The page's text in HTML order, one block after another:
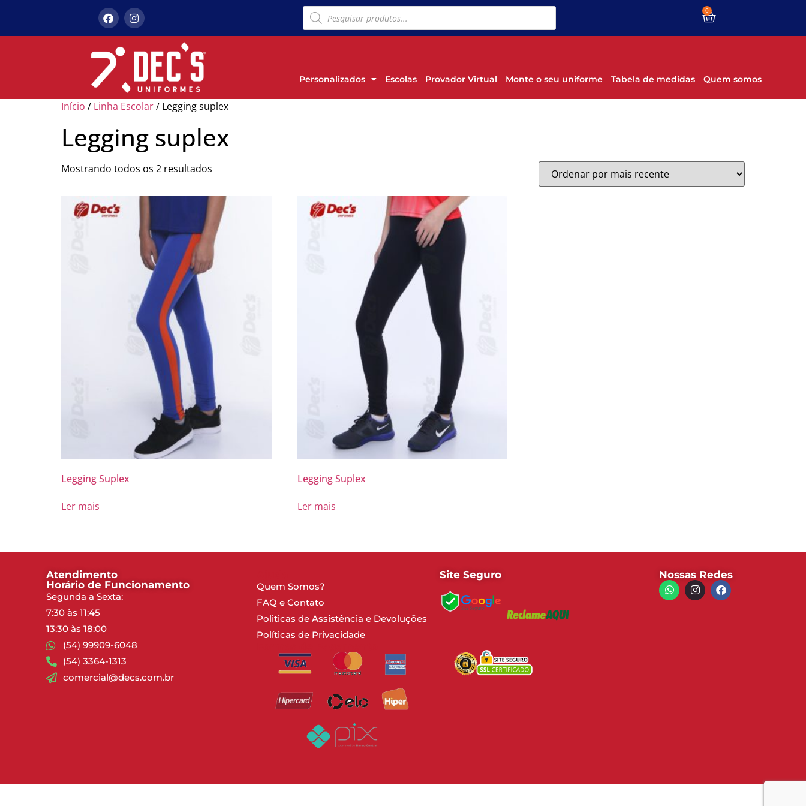
0
Personalizados Escolas Provador Virtual Monte o seu uniforme Tabela de medidas Quem somos
Início / Linha Escolar/ Legging suplex
Legging suplex
Mostrando todos os 2 resultados
Legging Suplex
Ler mais
Legging Suplex
Ler mais
Atendimento
Horário de Funcionamento
Segunda a Sexta:
7:30 às 11:45
13:30 às 18:00
(54) 99909-6048
(54) 3364-1313
comercial@decs.com.br
Quem Somos?
FAQ e Contato
Politicas de Assistência e Devoluções
Políticas de Privacidade
Site Seguro Nossas Redes